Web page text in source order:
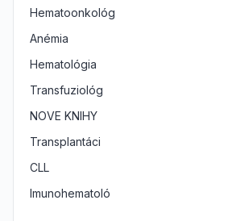
Hematoonkológ
Anémia
Hematológia
Transfuziológ
NOVE KNIHY
Transplantáci
CLL
Imunohematoló